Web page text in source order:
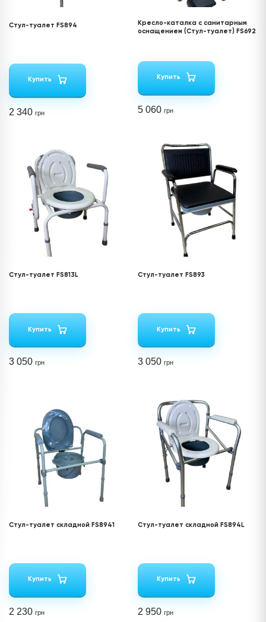
Стул-туалет FS894
Купить
2 340 грн
Кресло-каталка с санитарным
оснащением (Стул-туалет) FS692
Купить
5 060 грн
Стул-туалет FS813L
Купить
3 050 грн
Стул-туалет FS893
Купить
3 050 грн
Стул-туалет складной FS8941
Купить
2 230 грн
Стул-туалет складной FS894L
Купить
2 950 грн